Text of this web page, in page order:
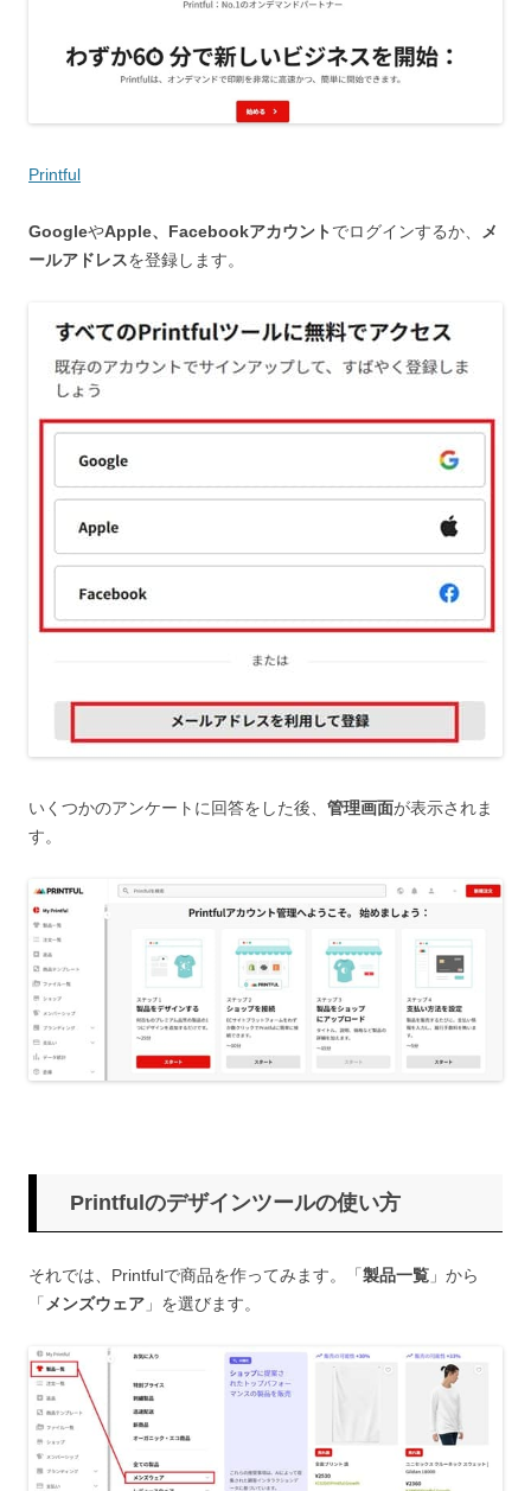
Printful
GoogleやApple、Facebookアカウント でログインするか、 メ
ールアドレスを登録します。
いくつかのアンケートに回答をした後、 管理画面が表示されま
す。
Printfulのデザインツールの使い方
それでは、Printfulで商品を作ってみます。「製品一覧 」から
「メンズウェア 」を選びます。